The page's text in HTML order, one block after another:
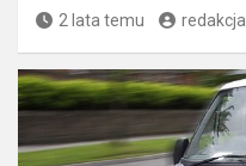
2 lata temu redakcja